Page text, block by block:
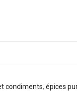
condiments, épices